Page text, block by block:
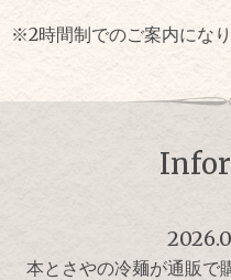
※2時間制でのご案内になり
本とさやの冷麺が通販で